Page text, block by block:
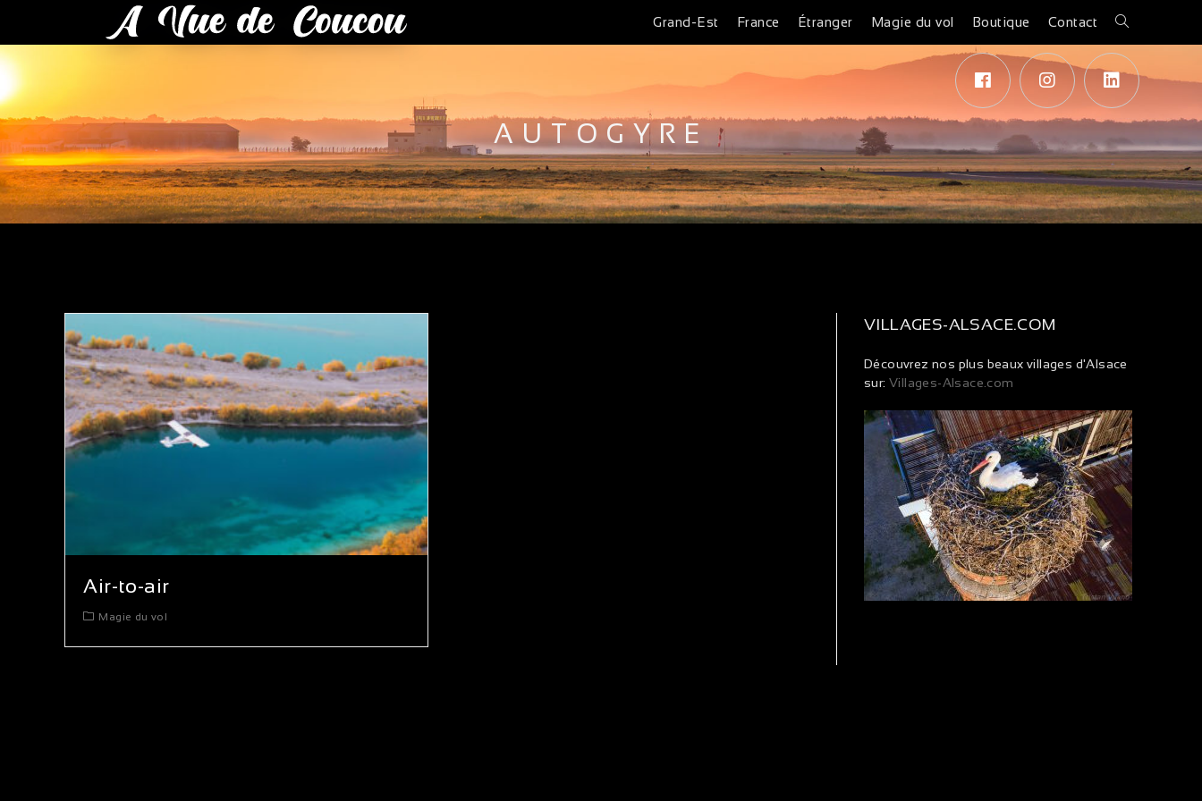
Grand-Est France Étranger Magie du vol Boutique Contact
AUTOGYRE
Air-to-air
Magie du vol
VILLAGES-ALSACE.COM
Découvrez nos plus beaux villages d'Alsace
sur: Villages-Alsace.com